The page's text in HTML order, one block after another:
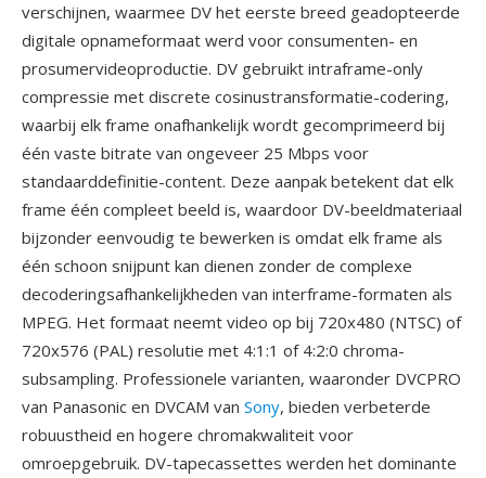
verschijnen, waarmee DV het eerste breed geadopteerde
digitale opnameformaat werd voor consumenten- en
prosumervideoproductie. DV gebruikt intraframe-only
compressie met discrete cosinustransformatie-codering,
waarbij elk frame onafhankelijk wordt gecomprimeerd bij
één vaste bitrate van ongeveer 25 Mbps voor
standaarddefinitie-content. Deze aanpak betekent dat elk
frame één compleet beeld is, waardoor DV-beeldmateriaal
bijzonder eenvoudig te bewerken is omdat elk frame als
één schoon snijpunt kan dienen zonder de complexe
decoderingsafhankelijkheden van interframe-formaten als
MPEG. Het formaat neemt video op bij 720x480 (NTSC) of
720x576 (PAL) resolutie met 4:1:1 of 4:2:0 chroma-
subsampling. Professionele varianten, waaronder DVCPRO
van Panasonic en DVCAM van Sony, bieden verbeterde
robuustheid en hogere chromakwaliteit voor
omroepgebruik. DV-tapecassettes werden het dominante